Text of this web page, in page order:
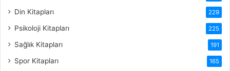
Din Kitapları 229
Psikoloji Kitapları 225
Sağlık Kitapları 191
Spor Kitapları 165